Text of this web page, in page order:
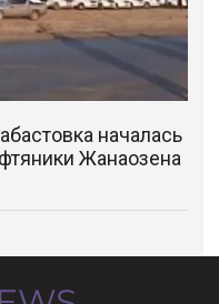
началась
Жанаозена